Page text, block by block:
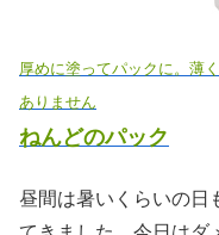
厚めに塗ってパックに。薄
ありません
ねんどのパック
昼間は暑いくらいの日